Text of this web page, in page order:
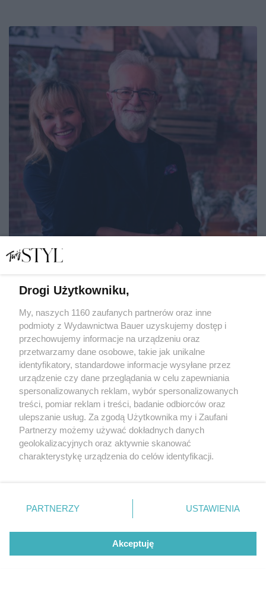
Ewa i Henryk Sawkowie o swoim związku: "Liczą się
podobne poczucie humoru i zainteresowania
MONIKA GŁUSKA-DURENKAMP
PARTNERZY
Drogi Użytkowniku,
My, naszych 1160 zaufanych partnerów oraz inne
podmioty z Wydawnictwa Bauer uzyskujemy dostęp i
przechowujemy informacje na urządzeniu oraz
przetwarzamy dane osobowe, takie jak unikalne
identyfikatory, standardowe informacje wysyłane przez
urządzenie czy dane przeglądania w celu zapewniania
spersonalizowanych reklam, wybór spersonalizowanych
treści, pomiar reklam i treści, badanie odbiorców oraz
ulepszanie usług. Za zgodą Użytkownika my i Zaufani
Partnerzy możemy używać dokładnych danych
geolokalizacyjnych oraz aktywnie skanować
charakterystykę urządzenia do celów identyfikacji.
zmienić/wycofać klikając przycisk ustawień prywatności
znajdujący się w lewym dolnym rogu strony
rodzaje przetwarzania danych nie wymagają zgody
użytkownika, ale masz prawo sprzeciwić się takiemu
PARTNERZY USTAWIENIA
Akceptuję